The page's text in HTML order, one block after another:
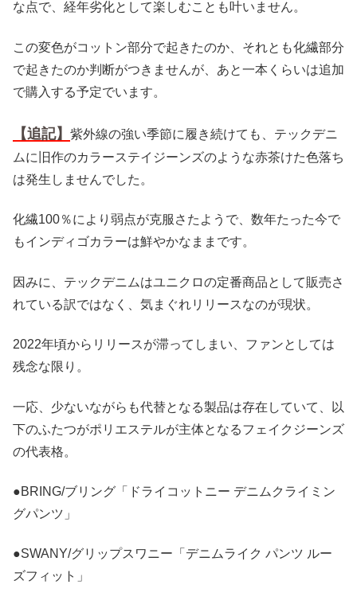
な点で、経年劣化として楽しむことも叶いません。
この変色がコットン部分で起きたのか、それとも化繊部分
で起きたのか判断がつきませんが、あと一本くらいは追加
で購入する予定でいます。
【追記】 紫外線の強い季節に履き続けても、テックデニ
ムに旧作のカラーステイジーンズのような赤茶けた色落ち
は発生しませんでした。
化繊100％により弱点が克服さたようで、数年たった今で
もインディゴカラーは鮮やかなままです。
因みに、テックデニムはユニクロの定番商品として販売さ
れている訳ではなく、気まぐれリリースなのが現状。
2022年頃からリリースが滞ってしまい、ファンとしては
残念な限り。
一応、少ないながらも代替となる製品は存在していて、以
下のふたつがポリエステルが主体となるフェイクジーンズ
の代表格。
●BRING/ブリング「ドライコットニー デニムクライミン
グパンツ」
●SWANY/グリップスワニー「デニムライク パンツ ルー
ズフィット」